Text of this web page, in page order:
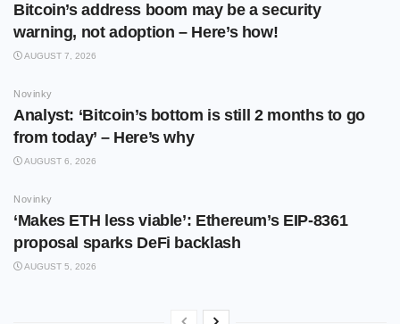
Bitcoin’s address boom may be a security
warning, not adoption – Here’s how!
AUGUST 7, 2026
Novinky
Analyst: ‘Bitcoin’s bottom is still 2 months to go
from today’ – Here’s why
AUGUST 6, 2026
Novinky
‘Makes ETH less viable’: Ethereum’s EIP-8361
proposal sparks DeFi backlash
AUGUST 5, 2026